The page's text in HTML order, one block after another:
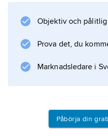
den radikala
Information om
Objektiv och pålitlig
Prova det, du
Marknadsledare i
Påbörja din